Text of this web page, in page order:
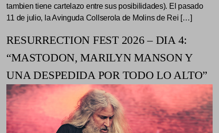
tambien tiene cartelazo entre sus posibilidades). El pasado
11 de julio, la Avinguda Collserola de Molins de Rei […]
RESURRECTION FEST 2026 – DIA 4:
“MASTODON, MARILYN MANSON Y
UNA DESPEDIDA POR TODO LO ALTO”